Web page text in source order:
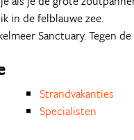
in de felblauwe zee.
Sanctuary. Tegen
Strandvakanties
Specialisten